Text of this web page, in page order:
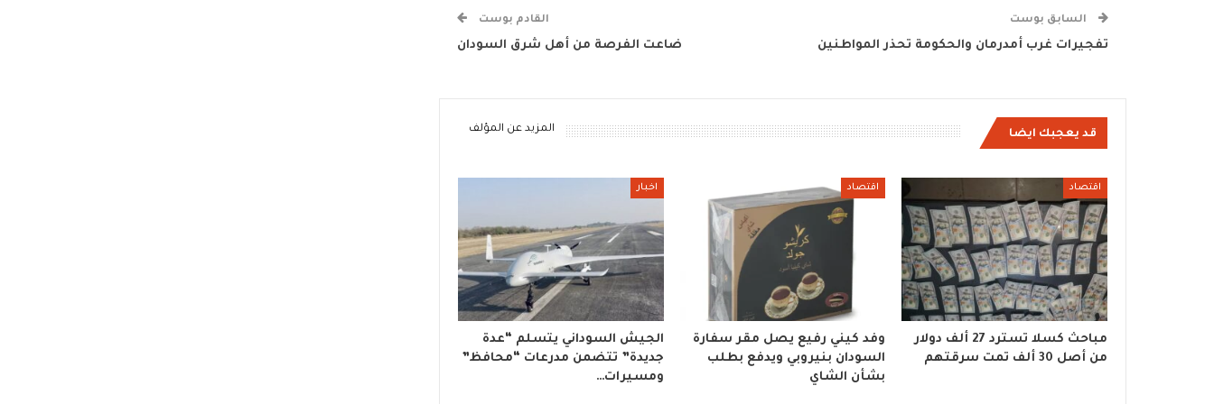
السابق بوست
تفجيرات غرب أمدرمان والحكومة تحذر المواطنين
القادم بوست
ضاعت الفرصة من أهل شرق السودان
قد يعجبك ايضا المزيد عن المؤلف
اقتصاد
مباحث كسلا تسترد 27 ألف دولار
من أصل 30 ألف تمت سرقتهم
اقتصاد
وفد كيني رفيع يصل مقر سفارة
السودان بنيروبي ويدفع بطلب
بشأن الشاي
اخبار
الجيش السوداني يتسلم “عدة
جديدة” تتضمن مدرعات “محافظ”
ومسيرات…